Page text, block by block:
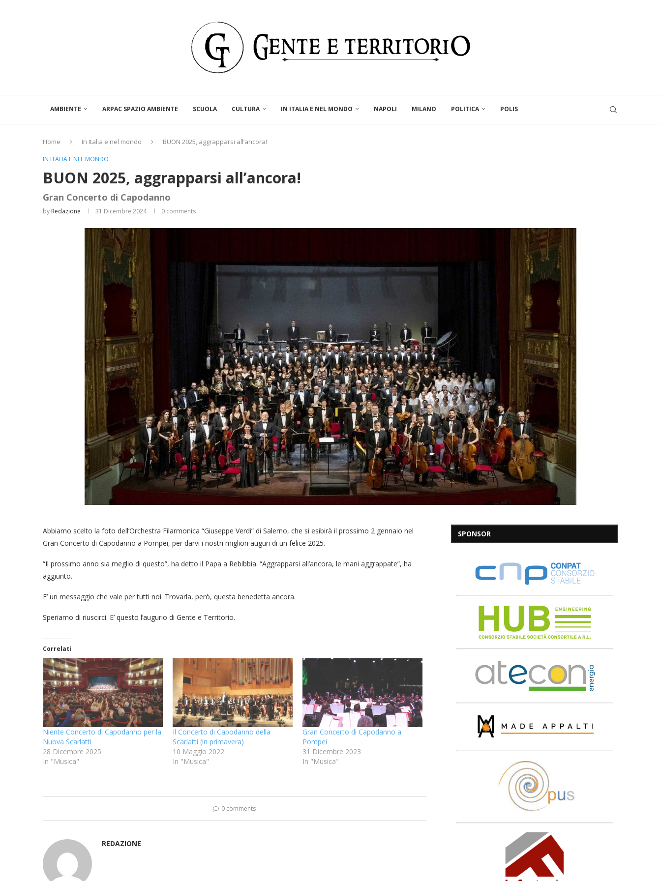
AMBIENTE ARPAC SPAZIO AMBIENTE SCUOLA CULTURA IN ITALIA E NEL MONDO NAPOLI MILANO POLITICA POLIS
Home In Italia e nel mondo BUON 2025, aggrapparsi all’ancora!
IN ITALIA E NEL MONDO
BUON 2025, aggrapparsi all’ancora!
Gran Concerto di Capodanno
by Redazione 31 Dicembre 2024 0 comments
Abbiamo scelto la foto dell’Orchestra Filarmonica “Giuseppe Verdi” di Salerno, che si esibirà il prossimo 2 gennaio nel
Gran Concerto di Capodanno a Pompei, per darvi i nostri migliori auguri di un felice 2025.
“Il prossimo anno sia meglio di questo”, ha detto il Papa a Rebibbia. “Aggrapparsi all’ancora, le mani aggrappate”, ha
aggiunto.
E’ un messaggio che vale per tutti noi. Trovarla, però, questa benedetta ancora.
Speriamo di riuscirci. E’ questo l’augurio di Gente e Territorio.
Correlati
Niente Concerto di Capodanno per la
Nuova Scarlatti
28 Dicembre 2025
In "Musica"
Il Concerto di Capodanno della
Scarlatti (in primavera)
10 Maggio 2022
In "Musica"
Gran Concerto di Capodanno a
Pompei
31 Dicembre 2023
In "Musica"
0 comments
REDAZIONE
SPONSOR